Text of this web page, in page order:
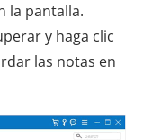
la pantalla.
y haga clic
las notas en